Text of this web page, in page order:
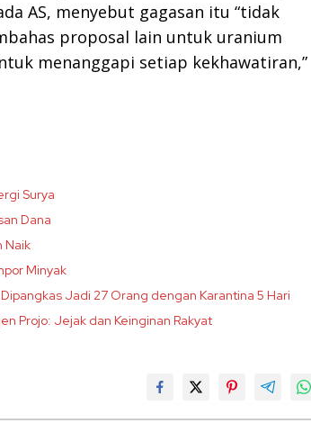
AS, menyebut gagasan itu “tidak
proposal lain untuk uranium
menanggapi setiap kekhawatiran,”
Surya
Dana
Naik
Minyak
Jadi 27 Orang dengan Karantina 5 Hari
Projo: Jejak dan Keinginan Rakyat